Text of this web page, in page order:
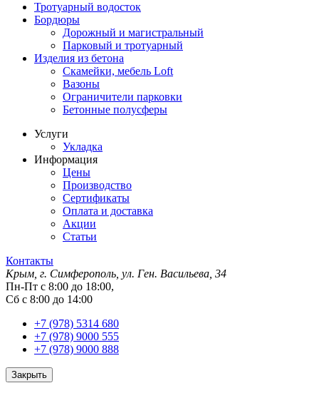
Тротуарный водосток
Бордюры
Дорожный и магистральный
Парковый и тротуарный
Изделия из бетона
Скамейки, мебель Loft
Вазоны
Ограничители парковки
Бетонные полусферы
Услуги
Укладка
Информация
Цены
Производство
Сертификаты
Оплата и доставка
Акции
Статьи
Контакты
Крым, г. Симферополь, ул. Ген. Васильева, 34
Пн-Пт с 8:00 до 18:00,
Сб с 8:00 до 14:00
+7 (978) 5314 680
+7 (978) 9000 555
+7 (978) 9000 888
Закрыть